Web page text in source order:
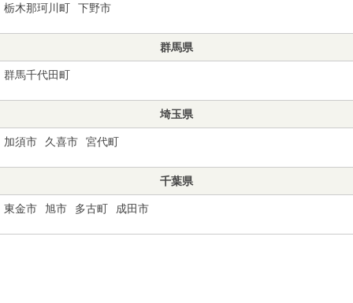
栃木那珂川町
下野市
群馬県
群馬千代田町
埼玉県
加須市 久喜市 宮代町
千葉県
東金市 旭市 多古町 成田市